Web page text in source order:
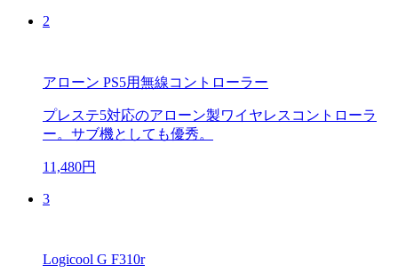
2
アローン PS5用無線コントローラー
プレステ5対応のアローン製ワイヤレスコントローラ
ー。サブ機としても優秀。
11,480円
3
Logicool G F310r